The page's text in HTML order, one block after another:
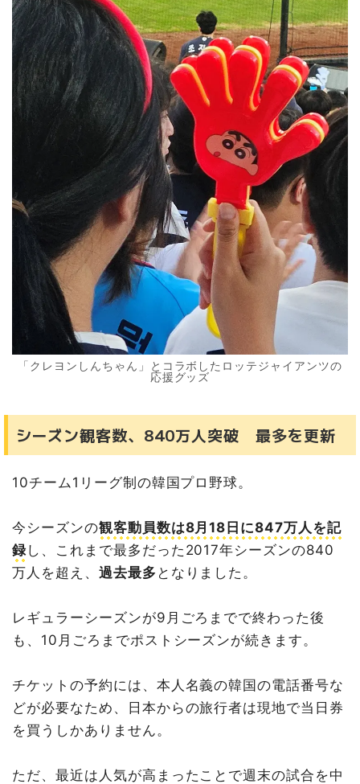
「クレヨンしんちゃん」とコラボしたロッテジャイアンツの
応援グッズ
シーズン観客数、840万人突破 最多を更新
10チーム1リーグ制の韓国プロ野球。
今シーズンの観客動員数は8月18日に847万人 を記
録し、これまで最多だった2017年シーズンの840
万人を超え、 過去最多 となりました。
レギュラーシーズンが9月ごろまでで終わった後
も、10月ごろまでポストシーズンが続きます。
チケットの予約には、本人名義の韓国の電話番号な
どが必要なため、日本からの旅行者は現地で当日券
を買うしかありません。
ただ、最近は人気が高まったことで週末の試合を中